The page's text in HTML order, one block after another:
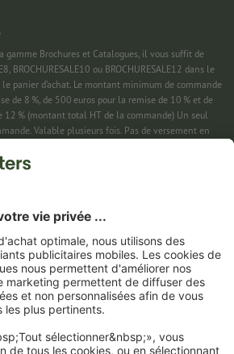
gamme Brochures et Catalogues, il vous suffit de
BROCHURESALE10 ou BROCHURESALE12 dans le
panier d’achat. Le montant minimum de commande
de 8 %, de 500 euros pour la remise de 10 % et de
12 % (montant total HT de la commande) Un seul
Valable plusieurs fois. Pas de versement en
Valable plusieurs fois. Pas de versement en
vous enverrons un e-mail contenant un lien de
à la newsletter. Ce n’est qu’après avoir cliqué
code de remise et notre newsletter. Vous pouvez bien
moment. Montant maximal de la remise : 150 € sur
Valable une seule fois. Pas de montant minimum
en espèces. Offre non cumulable avec d’autres